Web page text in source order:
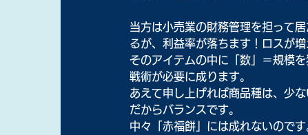
当方は小売業の財務管理を担って
るが、利益率が落ちます！ロスが増
そのアイテムの中に「数」＝規模
戦術が必要に成ります。
あえて申し上げれば商品種は、少
だからバランスです。
中々「赤福餅」には成れないのです